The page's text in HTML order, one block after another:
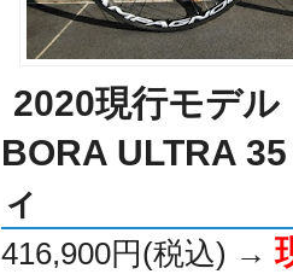
2020現行モデル
BORA ULTRA
ィ
416,900円(税込) →